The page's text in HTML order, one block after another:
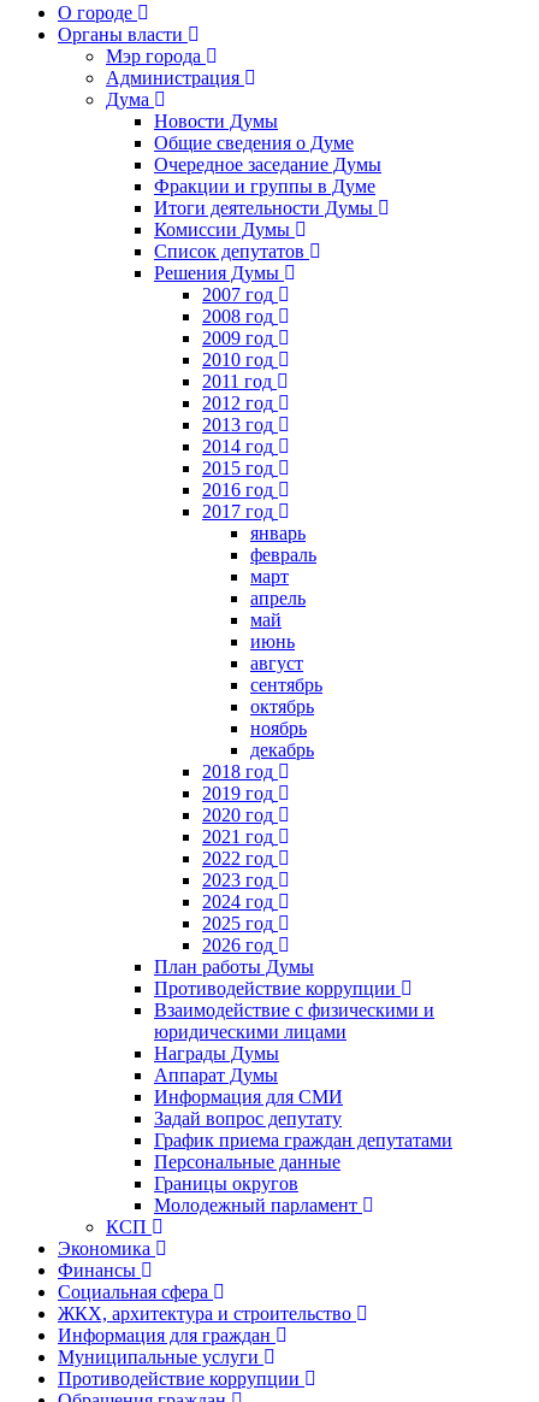
О городе
Органы власти
Мэр города
Администрация
Дума
Новости Думы
Общие сведения о Думе
Очередное заседание Думы
Фракции и группы в Думе
Итоги деятельности Думы
Комиссии Думы
Список депутатов
Решения Думы
2007 год
2008 год
2009 год
2010 год
2011 год
2012 год
2013 год
2014 год
2015 год
2016 год
2017 год
январь
февраль
март
апрель
май
июнь
август
сентябрь
октябрь
ноябрь
декабрь
2018 год
2019 год
2020 год
2021 год
2022 год
2023 год
2024 год
2025 год
2026 год
План работы Думы
Противодействие коррупции
Взаимодействие с физическими и
юридическими лицами
Награды Думы
Аппарат Думы
Информация для СМИ
Задай вопрос депутату
График приема граждан депутатами
Персональные данные
Границы округов
Молодежный парламент
КСП
Экономика
Финансы
Социальная сфера
ЖКХ, архитектура и строительство
Информация для граждан
Муниципальные услуги
Противодействие коррупции